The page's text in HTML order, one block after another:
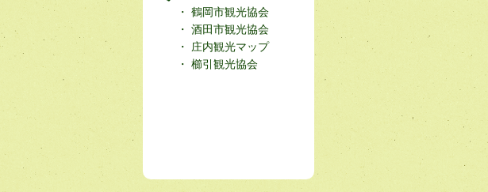
鶴岡市観光協会
酒田市観光協会
庄内観光マップ
櫛引観光協会